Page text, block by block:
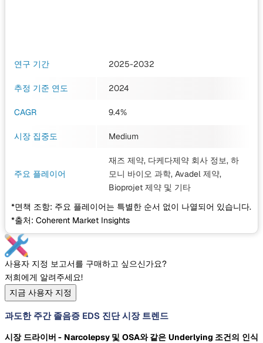
연구 기간 2025-2032
추정 기준 연도 2024
CAGR 9.4%
시장 집중도 Medium
주요 플레이어
재즈 제약, 다케다제약 회사 정보, 하
모니 바이오 과학, Avadel 제약,
Bioprojet 제약 및 기타
*면책 조항: 주요 플레이어는 특별한 순서 없이 나열되어 있습니다.
*출처: Coherent Market Insights
사용자 지정 보고서를 구매하고 싶으신가요?
저희에게 알려주세요!
지금 사용자 지정
과도한 주간 졸음증 EDS 진단 시장 트렌드
시장 드라이버 - Narcolepsy 및 OSA와 같은 Underlying 조건의 인식